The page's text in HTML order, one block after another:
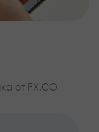
от FX.CO